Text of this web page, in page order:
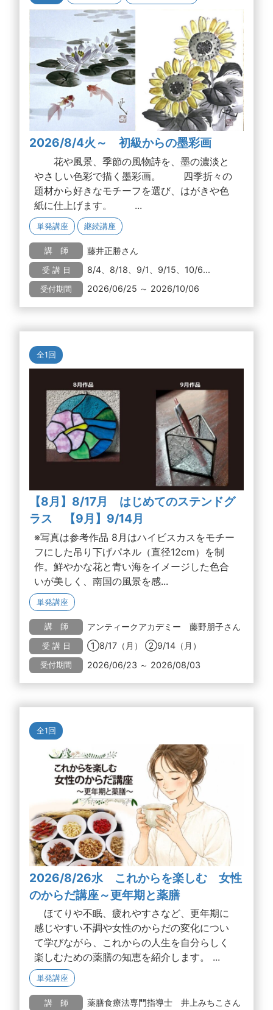
2026/8/4火～ 初級からの墨彩画
花や風景、季節の風物詩を、墨の濃淡と
やさしい色彩で描く墨彩画。 四季折々の
題材から好きなモチーフを選び、はがきや色
紙に仕上げます。 ...
単発講座 継続講座
講 師 藤井正勝さん
受 講 日 8/4、8/18、9/1、9/15、10/6...
受付期間 2026/06/25 ～ 2026/10/06
全1回
【8月】8/17月 はじめてのステンドグ
ラス 【9月】9/14月
※写真は参考作品 8月はハイビスカスをモチー
フにした吊り下げパネル（直径12cm）を制
作。鮮やかな花と青い海をイメージした色合
いが美しく、南国の風景を感...
単発講座
講 師 アンティークアカデミー 藤野朋子さん
受 講 日 ①8/17（月） ②9/14（月）
受付期間 2026/06/23 ～ 2026/08/03
全1回
2026/8/26水 これからを楽しむ 女性
のからだ講座～更年期と薬膳
ほてりや不眠、疲れやすさなど、更年期に
感じやすい不調や女性のからだの変化につい
て学びながら、これからの人生を自分らしく
楽しむための薬膳の知恵を紹介します。 ...
単発講座
講 師 薬膳食療法専門指導士 井上みちこさん